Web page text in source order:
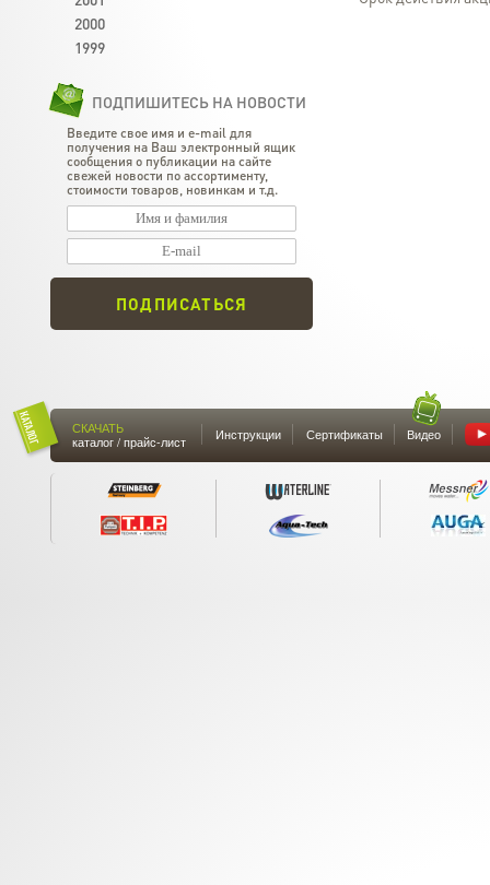
2000
1999
ПОДПИШИТЕСЬ НА НОВОСТИ
Введите свое имя и e-mail для
получения на Ваш электронный ящик
сообщения о публикации на сайте
свежей новости по ассортименту,
стоимости товаров, новинкам и т.д.
ПОДПИСАТЬСЯ
СКАЧАТЬ
каталог / прайс-лист
Инструкции Сертификаты Видео